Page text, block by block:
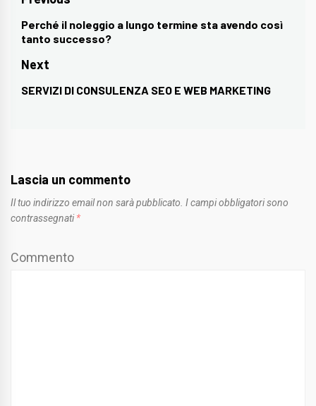
articoli
Previous
post:
Perché il noleggio a lungo termine sta avendo così
tanto successo?
Next
Next
SERVIZI DI CONSULENZA SEO E WEB MARKETING
Lascia un commento
Il tuo indirizzo email non sarà pubblicato. I campi obbligatori sono
contrassegnati *
Commento